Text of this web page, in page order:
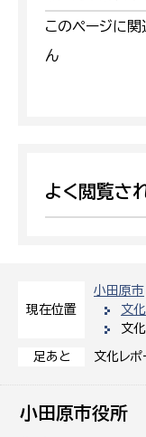
現在位置
小田原市
文
文
足あと 文化レポ
このページに関
ん
よく閲覧さ
小田原市役所